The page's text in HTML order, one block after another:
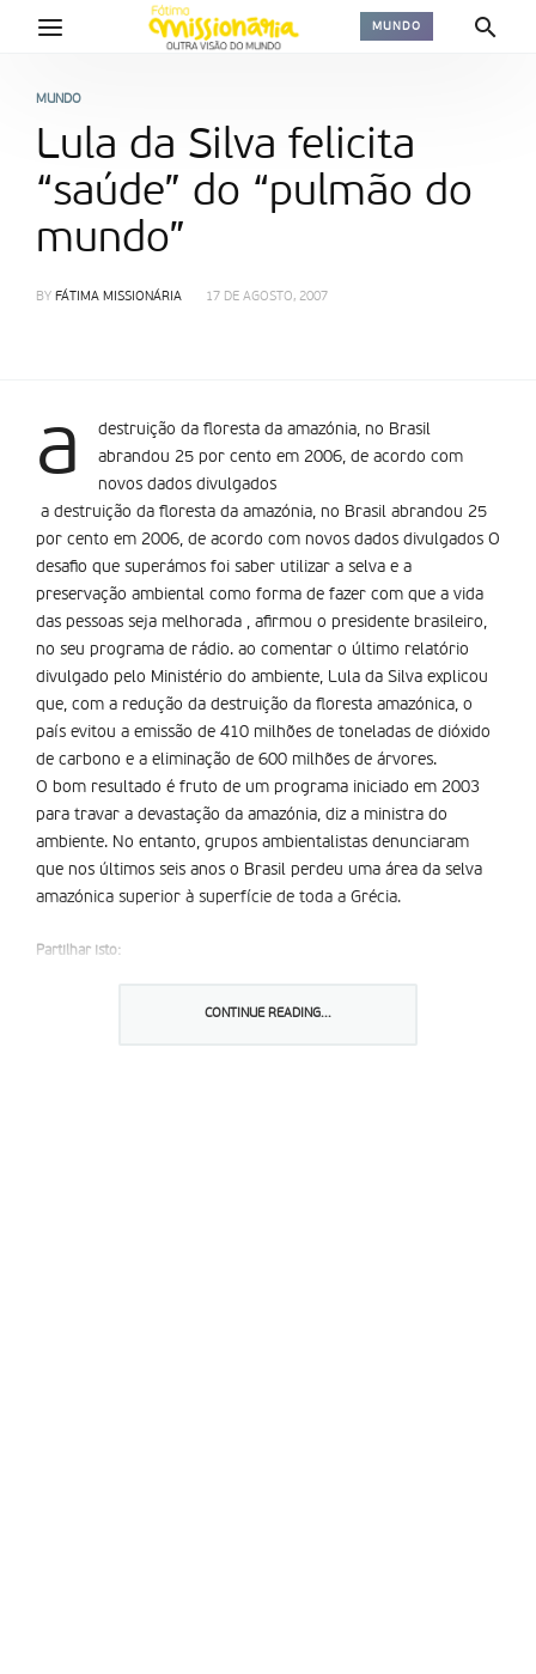
MUNDO
MUNDO
Lula da Silva felicita
“saúde” do “pulmão do
mundo”
BY FÁTIMA MISSIONÁRIA 17 DE AGOSTO, 2007
a
destruição da floresta da amazónia, no Brasil
abrandou 25 por cento em 2006, de acordo com
novos dados divulgados
a destruição da floresta da amazónia, no Brasil abrandou 25
por cento em 2006, de acordo com novos dados divulgados O
desafio que superámos foi saber utilizar a selva e a
preservação ambiental como forma de fazer com que a vida
das pessoas seja melhorada , afirmou o presidente brasileiro,
no seu programa de rádio. ao comentar o último relatório
divulgado pelo Ministério do ambiente, Lula da Silva explicou
que, com a redução da destruição da floresta amazónica, o
país evitou a emissão de 410 milhões de toneladas de dióxido
de carbono e a eliminação de 600 milhões de árvores.
O bom resultado é fruto de um programa iniciado em 2003
para travar a devastação da amazónia, diz a ministra do
ambiente. No entanto, grupos ambientalistas denunciaram
que nos últimos seis anos o Brasil perdeu uma área da selva
amazónica superior à superfície de toda a Grécia.
Partilhar isto:
CONTINUE READING...